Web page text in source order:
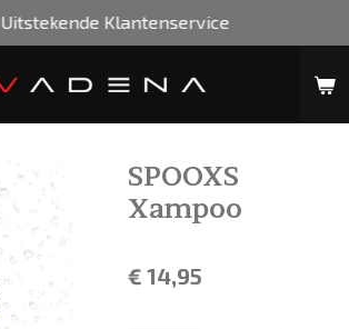
Uitstekende Klantenservice
SPOOXS
Xampoo
€ 14,95